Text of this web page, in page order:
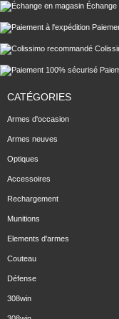
Échange
CATÉGORIES
Armes d'occasion
Armes neuves
Optiques
Accessoires
Rechargement
Munitions
Elements d'armes
Couteau
Défense
308win